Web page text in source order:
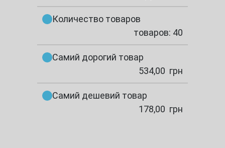
Количество товаров
товаров: 40
Самий дорогий товар
534,00 грн
Самий дешевий товар
178,00 грн